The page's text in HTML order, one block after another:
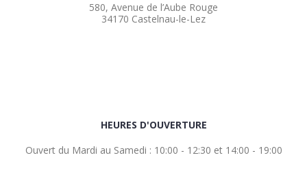
580, Avenue de l’Aube Rouge
34170 Castelnau-le-Lez
HEURES D'OUVERTURE
Ouvert du Mardi au Samedi : 10:00 - 12:30 et 14:00 - 19:00